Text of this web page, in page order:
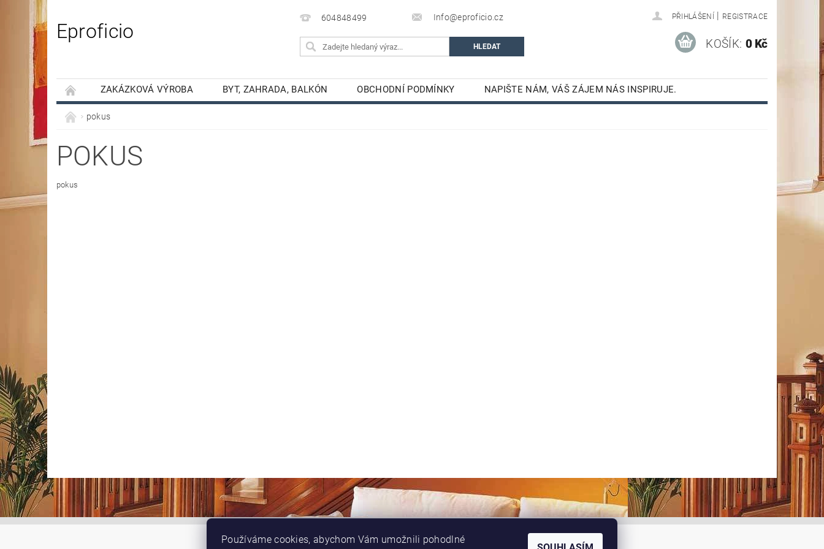
Eproficio
604848499 Info@eproficio.cz PŘIHLÁŠENÍ | REGISTRACE
KOŠÍK: 0 Kč
ZAKÁZKOVÁ VÝROBA BYT, ZAHRADA, BALKÓN OBCHODNÍ PODMÍNKY
NAPIŠTE NÁM, VÁŠ ZÁJEM NÁS INSPIRUJE.
PODMÍNKY OCHRANY OSOBNÍCH ÚDAJŮ
pokus
POKUS
pokus
PVC madla | O nás | Obchodní podmínky
Používáme cookies, abychom Vám umožnili pohodlné